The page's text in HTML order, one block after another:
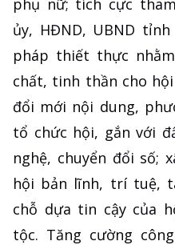
ủy, HĐND, UBND
pháp thiết thực
chất, tinh thần cho
đổi mới nội dung,
tổ chức hội, gắn với
nghệ, chuyển đổi số;
hội bản lĩnh, trí tuệ,
chỗ dựa tin cậy của
tộc. Tăng cường